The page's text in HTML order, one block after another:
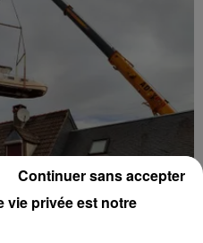
en Eure-et-Loir
Saint Loup ont pu
jeudi 06 août, en milieu
vie privée est notre
Continuer sans accepter